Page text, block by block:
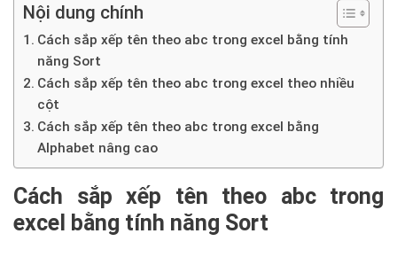
Nội dung chính
Cách sắp xếp tên theo abc trong excel bằng tính
năng Sort
Cách sắp xếp tên theo abc trong excel theo nhiều
cột
Cách sắp xếp tên theo abc trong excel bằng
Alphabet nâng cao
Cách sắp xếp tên theo abc trong
excel bằng tính năng Sort